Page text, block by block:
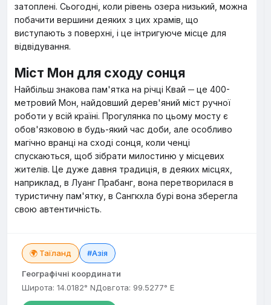
затоплені. Сьогодні, коли рівень озера низький, можна
побачити вершини деяких з цих храмів, що
виступають з поверхні, і це інтригуюче місце для
відвідування.
Міст Мон для сходу сонця
Найбільш знакова пам'ятка на річці Квай ─ це 400-
метровий Мон, найдовший дерев'яний міст ручної
роботи у всій країні. Прогулянка по цьому мосту є
обов'язковою в будь-який час доби, але особливо
магічно вранці на сході сонця, коли ченці
спускаються, щоб зібрати милостиню у місцевих
жителів. Це дуже давня традиція, в деяких місцях,
наприклад, в Луанг Прабанг, вона перетворилася в
туристичну пам'ятку, в Сангкхла бурі вона зберегла
свою автентичність.
🌍 Таїланд #Азія
Географічні координати
Широта: 14.0182° NДовгота: 99.5277° E